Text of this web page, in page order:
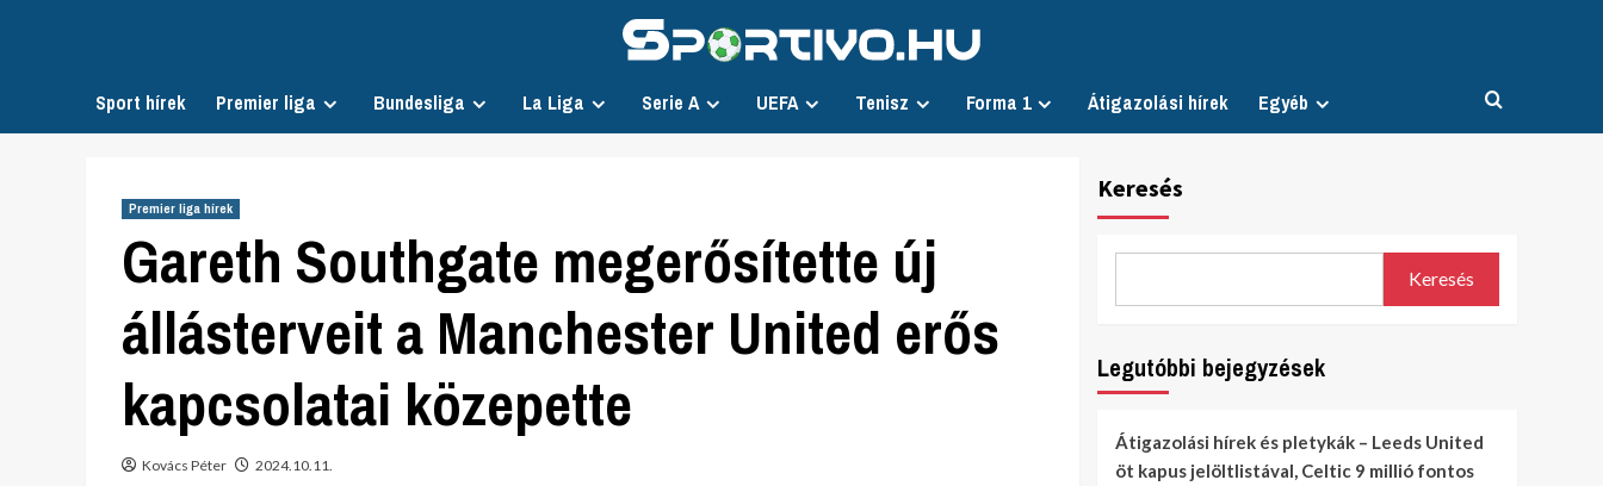
Sport hírek Premier liga Bundesliga La Liga Serie A UEFA Tenisz Forma 1 Átigazolási hírek Egyéb
Premier liga hírek
Gareth Southgate megerősítette új
állásterveit a Manchester United erős
kapcsolatai közepette
Kovács Péter 2024.10.11.
Keresés
Keresés
Legutóbbi bejegyzések
Átigazolási hírek és pletykák – Leeds United
öt kapus jelöltlistával, Celtic 9 millió fontos